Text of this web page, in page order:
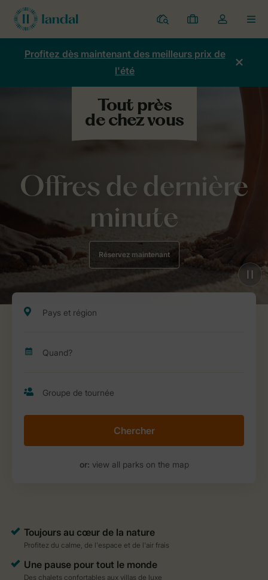
Parcs
Mes
réservations
Toggle
the
my
account
Profitez dès maintenant des meilleurs prix de
l'été
Offres de dernière
minute
Réservez maintenant
Chercher
or: view all parks on the map